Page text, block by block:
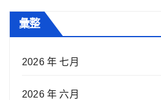
彙整
2026 年 七月
2026 年 六月